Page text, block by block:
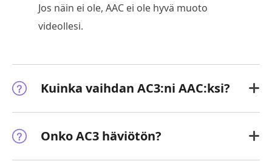
Jos näin ei ole, AAC ei ole hyvä muoto
videollesi.
Kuinka vaihdan AC3:ni AAC:ksi?
Onko AC3 häviötön?